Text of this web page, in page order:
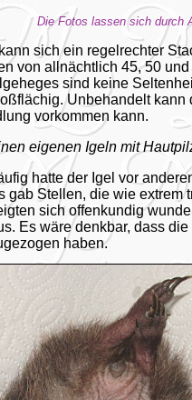
Die Fotos lassen sich durch
sich ein regelrechter
von allnächtlich 45, 50
sind keine
Unbehandelt kann
vorkommen kann.
eigenen Igeln mit
hatte der Igel vor
gab Stellen, die wie extrem
sich offenkundig
Es wäre denkbar, dass
haben.